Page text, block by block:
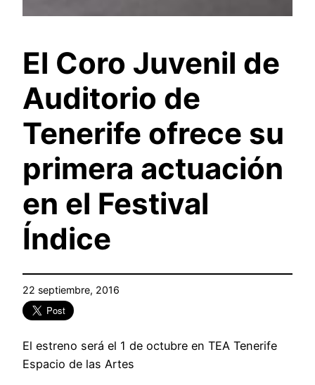
El Coro Juvenil de
Auditorio de
Tenerife ofrece su
primera actuación
en el Festival
Índice
22 septiembre, 2016
El estreno será el 1 de octubre en TEA Tenerife
Espacio de las Artes